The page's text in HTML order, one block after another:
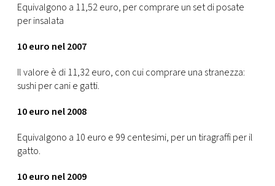
Equivalgono a 11,52 euro, per comprare un set di posate
per insalata
10 euro nel 2007
Il valore è di 11,32 euro, con cui comprare una stranezza:
sushi per cani e gatti.
10 euro nel 2008
Equivalgono a 10 euro e 99 centesimi, per un tiragraffi per il
gatto.
10 euro nel 2009